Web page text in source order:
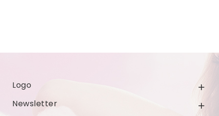
Logo 
Newsletter 